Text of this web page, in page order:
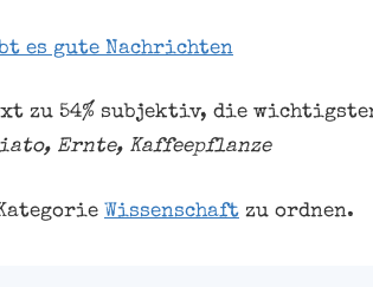
es gute Nachrichten
zu 54% subjektiv, die
Ernte, Kaffeepflanze
Wissenschaft zu ordnen.